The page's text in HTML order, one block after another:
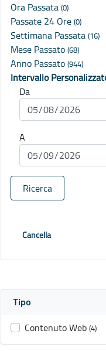
Ora Passata (0)
Passate 24 Ore (0)
Settimana Passata (16)
Mese Passato (68)
Anno Passato (944)
Intervallo
Da
A
Ricerca
Cancella
Tipo
Contenuto Web (4)